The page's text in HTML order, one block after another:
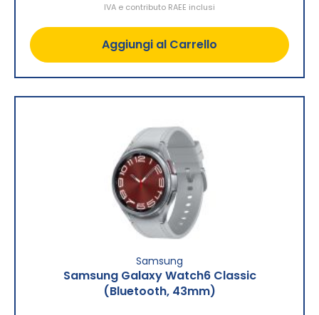
IVA e contributo RAEE inclusi
Aggiungi al Carrello
Samsung
Samsung Galaxy Watch6 Classic
(Bluetooth, 43mm)